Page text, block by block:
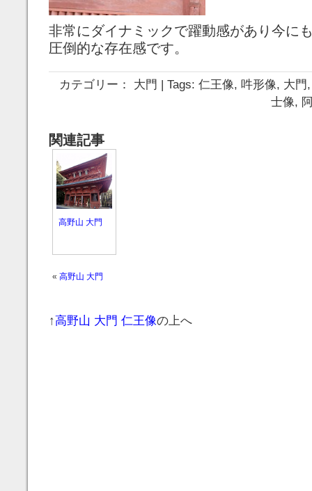
非常にダイナミックで躍動感があり今に
圧倒的な存在感です。
カテゴリー： 大門 | Tags: 仁王像, 吽形像, 大門
士像,
関連記事
高野山 大門
« 高野山 大門
↑高野山 大門 仁王像の上へ